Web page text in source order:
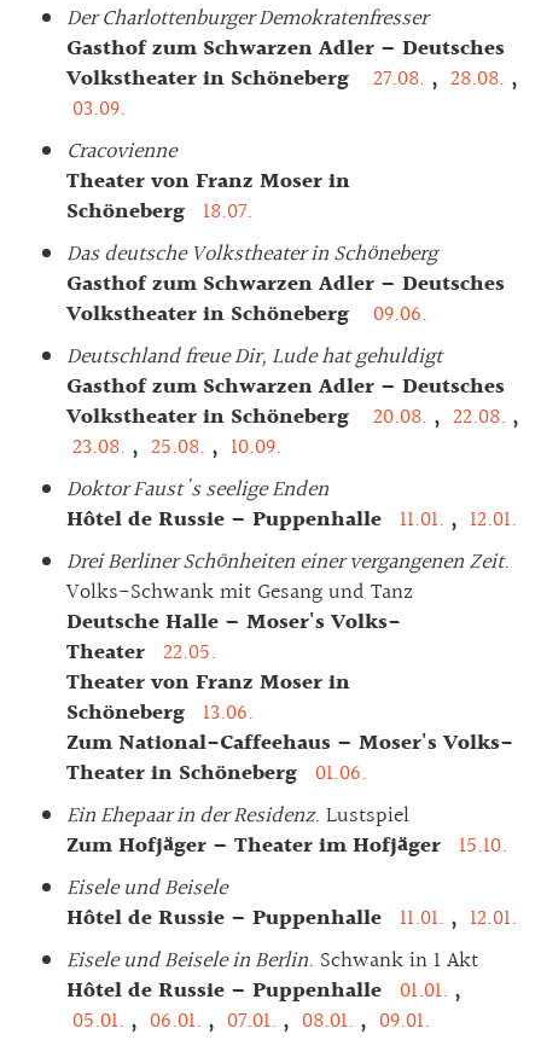
Der Charlottenburger Demokratenfresser
Gasthof zum Schwarzen Adler – Deutsches
Volkstheater in Schöneberg
27.08. , 28.08. ,
03.09.
Cracovienne
Theater von Franz Moser in
Schöneberg 18.07.
Das deutsche Volkstheater in Schöneberg
Gasthof zum Schwarzen Adler – Deutsches
Volkstheater in Schöneberg
09.06.
Deutschland freue Dir, Lude hat gehuldigt
Gasthof zum Schwarzen Adler – Deutsches
Volkstheater in Schöneberg
20.08. , 22.08. ,
23.08. , 25.08. , 10.09.
Doktor Faust's seelige Enden
Hôtel de Russie – Puppenhalle 11.01. , 12.01.
Drei Berliner Schönheiten einer vergangenen Zeit.
Volks-Schwank mit Gesang und Tanz
Deutsche Halle – Moser's Volks-
Theater 22.05.
Theater von Franz Moser in
Schöneberg 13.06.
Zum National-Caffeehaus – Moser's Volks-
Theater in Schöneberg 01.06.
Ein Ehepaar in der Residenz. Lustspiel
Zum Hofjäger – Theater im Hofjäger 15.10.
Eisele und Beisele
Hôtel de Russie – Puppenhalle 11.01. , 12.01.
Eisele und Beisele in Berlin. Schwank in 1 Akt
Hôtel de Russie – Puppenhalle 01.01. ,
05.01. , 06.01. , 07.01. , 08.01. , 09.01.